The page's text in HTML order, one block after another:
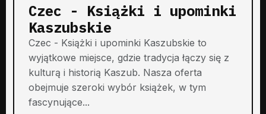
Czec - Książki i upominki
Kaszubskie
Czec - Książki i upominki Kaszubskie to
wyjątkowe miejsce, gdzie tradycja łączy się z
kulturą i historią Kaszub. Nasza oferta
obejmuje szeroki wybór książek, w tym
fascynujące...